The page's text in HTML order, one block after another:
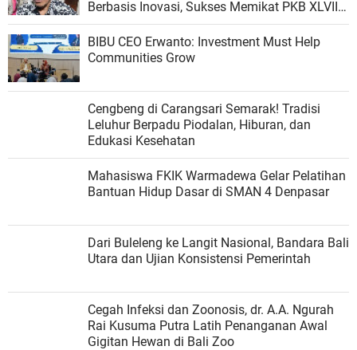
Berbasis Inovasi, Sukses Memikat PKB XLVIII
Bali
BIBU CEO Erwanto: Investment Must Help
Communities Grow
Cengbeng di Carangsari Semarak! Tradisi
Leluhur Berpadu Piodalan, Hiburan, dan
Edukasi Kesehatan
Mahasiswa FKIK Warmadewa Gelar Pelatihan
Bantuan Hidup Dasar di SMAN 4 Denpasar
Dari Buleleng ke Langit Nasional, Bandara Bali
Utara dan Ujian Konsistensi Pemerintah
Cegah Infeksi dan Zoonosis, dr. A.A. Ngurah
Rai Kusuma Putra Latih Penanganan Awal
Gigitan Hewan di Bali Zoo